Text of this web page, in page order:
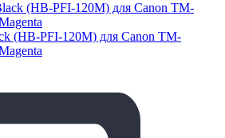
(HB-PFI-120M) для Canon TM-